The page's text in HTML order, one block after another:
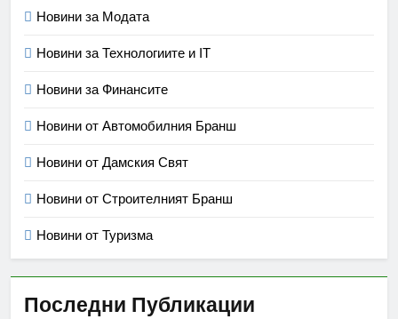
Новини за Модата
Новини за Технологиите и IT
Новини за Финансите
Новини от Автомобилния Бранш
Новини от Дамския Свят
Новини от Строителният Бранш
Новини от Туризма
Последни Публикации